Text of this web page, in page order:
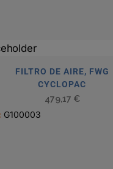
FILTRO DE AIRE, FWG
CYCLOPAC
479,17 €
G100003